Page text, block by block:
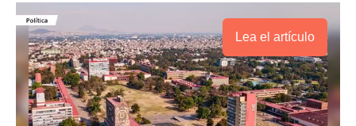
Lea el artículo